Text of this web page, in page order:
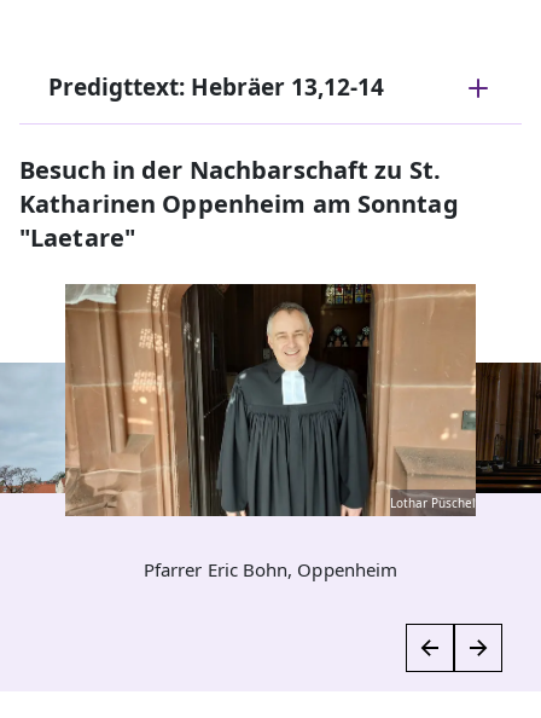
Predigttext: Hebräer 13,12-14
Besuch in der Nachbarschaft zu St.
Katharinen Oppenheim am Sonntag
"Laetare"
Lothar Püschel
Pfarrer Eric Bohn, Oppenheim